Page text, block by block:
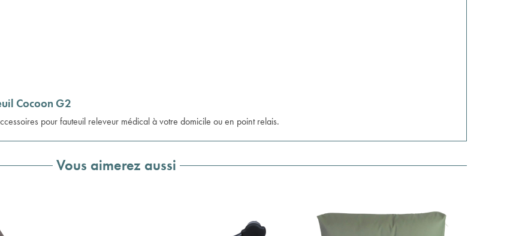
Cocoon G2
pour fauteuil releveur médicalà votre domicile ou en point relais.
Vous aimerez aussi